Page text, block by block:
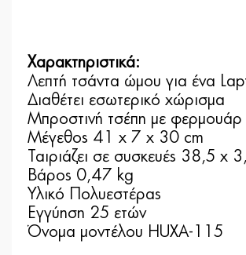
Χαρακτηριστικά:
Λεπτή τσάντα ώμου για ένα
Διαθέτει εσωτερικό χώρισμα
Μπροστινή τσέπη με φερμουάρ
Μέγεθος 41 x 7 x 30 cm
Ταιριάζει σε συσκευές 38,5
Βάρος 0,47 kg
Υλικό Πολυεστέρας
Εγγύηση 25 ετών
Όνομα μοντέλου HUXA-115